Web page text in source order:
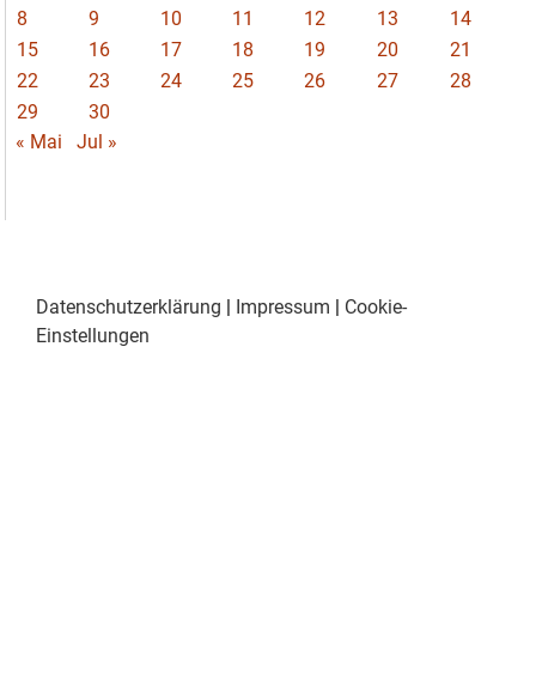
8
9 10 11 12 13
14
15
16 17 18 19 20
21
22
23 24 25 26 27
28
29
30
« Mai
Jul »
Datenschutzerklärung | Impressum | Cookie-
Einstellungen